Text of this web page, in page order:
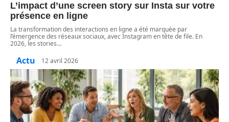
L’impact d’une screen story sur Insta sur votre
présence en ligne
La transformation des interactions en ligne a été marquée par
l’émergence des réseaux sociaux, avec Instagram en tête de file. En
2026, les stories…
Actu 12 avril 2026